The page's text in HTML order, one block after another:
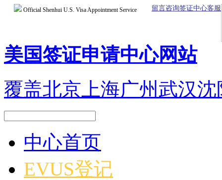
Official Shenhui U.S. Visa Appointment Service 留言咨询签证中心客服
美国签证申请中心网站
覆盖北京上海广州武汉沈
中心首页
EVUS登记